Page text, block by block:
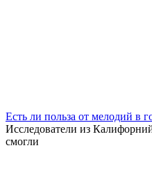
Есть ли польза от мелодий в
Исследователи из
смогли